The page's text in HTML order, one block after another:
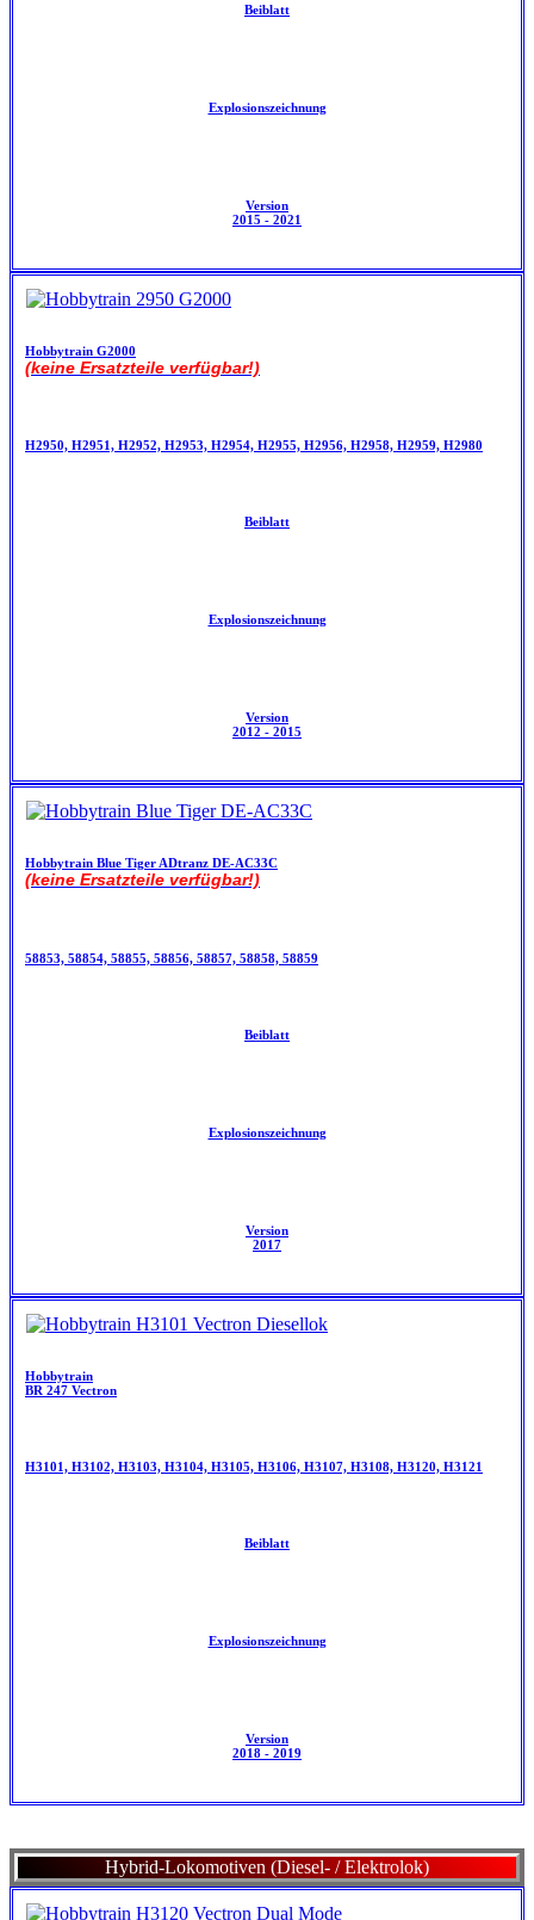
Beiblatt
Explosionszeichnung
Version
2015 - 2021
Hobbytrain G2000
(keine Ersatzteile verfügbar!)
H2950, H2951, H2952, H2953, H2954, H2955, H2956, H2958, H2959, H2980
Beiblatt
Explosionszeichnung
Version
2012 - 2015
Hobbytrain Blue Tiger ADtranz DE-AC33C
(keine Ersatzteile verfügbar!)
58853, 58854, 58855, 58856, 58857, 58858, 58859
Beiblatt
Explosionszeichnung
Version
2017
Hobbytrain
BR 247 Vectron
H3101, H3102, H3103, H3104, H3105, H3106, H3107, H3108, H3120, H3121
Beiblatt
Explosionszeichnung
Version
2018 - 2019
Hybrid-Lokomotiven (Diesel- / Elektrolok)